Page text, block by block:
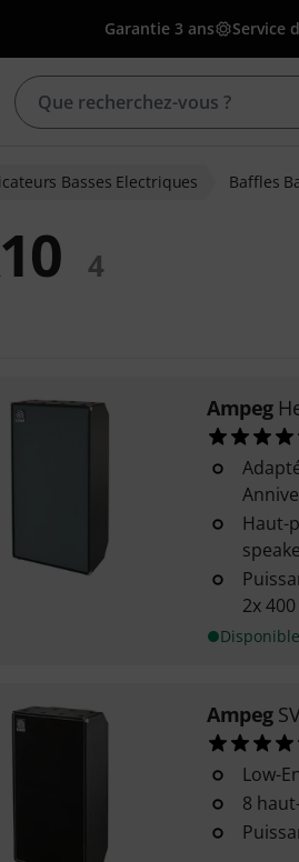
Garantie 3 ans Service
Basses Electriques Baffles
4
Ampeg
Haut-
2x
Ampeg
Low-
8